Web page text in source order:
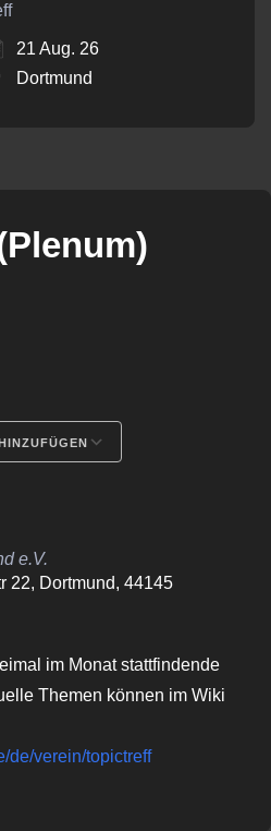
e.V.
22, Dortmund, 44145
im Monat stattfindende
Themen können im Wiki
de/verein/topictreff
21 Aug. 26
Dortmund